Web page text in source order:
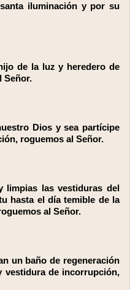
iluminación y por su
de la luz y heredero de
Señor.
Dios y sea partícipe
roguemos al Señor.
limpias las vestiduras del
hasta el día temible de la
al Señor.
un baño de regeneración
vestidura de incorrupción,